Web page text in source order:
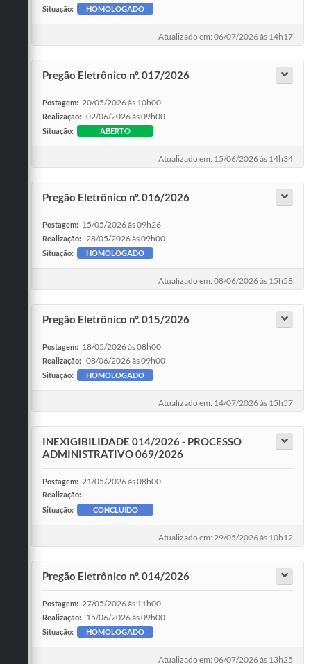
Situação: HOMOLOGADO
Atualizado em: 06/07/2026 às 14h17
Pregão Eletrônico nº. 017/2026
Postagem: 20/05/2026 às 10h00
Realização: 02/06/2026 às 09h00
Situação: ABERTO
Atualizado em: 15/06/2026 às 14h34
Pregão Eletrônico nº. 016/2026
Postagem: 15/05/2026 às 09h26
Realização: 28/05/2026 às 09h00
Situação: HOMOLOGADO
Atualizado em: 08/06/2026 às 15h58
Pregão Eletrônico n°. 015/2026
Postagem: 18/05/2026 às 08h00
Realização: 08/06/2026 às 09h00
Situação: HOMOLOGADO
Atualizado em: 14/07/2026 às 15h57
INEXIGIBILIDADE 014/2026 - PROCESSO
ADMINISTRATIVO 069/2026
Postagem: 21/05/2026 às 08h00
Realização:
Situação:
CONCLUÍDO
Atualizado em: 29/05/2026 às 10h12
Pregão Eletrônico n°. 014/2026
Postagem: 27/05/2026 às 11h00
Realização: 15/06/2026 às 09h00
Situação: HOMOLOGADO
Atualizado em: 06/07/2026 às 13h25